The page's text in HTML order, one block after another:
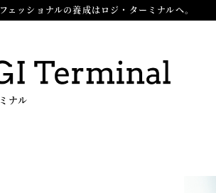
ェッショナルの養成はロジ・ターミナルへ。
ナル